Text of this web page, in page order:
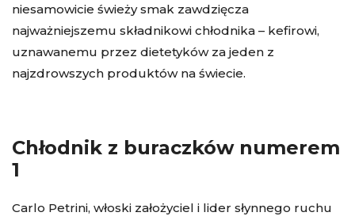
niesamowicie świeży smak zawdzięcza
najważniejszemu składnikowi chłodnika – kefirowi,
uznawanemu przez dietetyków za jeden z
najzdrowszych produktów na świecie.
Chłodnik z buraczków numerem
1
Carlo Petrini, włoski założyciel i lider słynnego ruchu